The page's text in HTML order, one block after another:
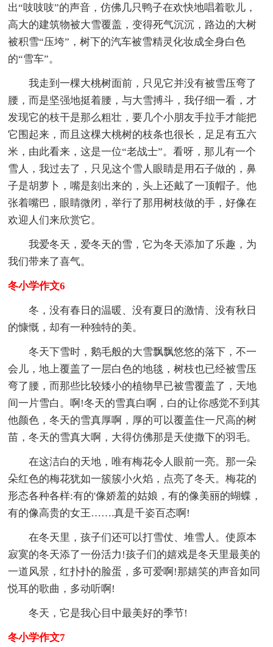
出“吱吱吱”的声音，仿佛几只鸭子在欢快地唱着歌儿，
高大的建筑物被大雪覆盖，变得死气沉沉，路边的大树
被积雪“压垮”，树下的汽车被雪精灵化妆成全身白色
的“雪车”。
我走到一棵大桃树面前，只见它并没有被雪压弯了
腰，而是坚强地挺着腰，与大雪搏斗，我仔细一看，才
发现它的枝干是那么粗壮，要几个小朋友手拉手才能把
它围起来，而且这棵大桃树的枝条也很长，足足有五六
米，由此看来，这是一位“老战士”。看呀，那儿有一个
雪人，我过去了，只见这个雪人眼睛是用石子做的，鼻
子是胡萝卜，嘴是刻出来的，头上还戴了一顶帽子。他
张着嘴巴，眼睛微闭，举行了那用树枝做的手，好像在
欢迎人们来欣赏它。
我爱冬天，爱冬天的雪，它为冬天添加了乐趣，为
我们带来了喜气。
冬小学作文6
冬，没有春日的温暖、没有夏日的激情、没有秋日
的慷慨，却有一种独特的美。
冬天下雪时，鹅毛般的大雪飘飘悠悠的落下，不一
会儿，地上覆盖了一层白色的地毯，树枝也已经被雪压
弯了腰，而那些比较矮小的植物早已被雪覆盖了，天地
间一片雪白。啊!冬天的雪真白啊，白的让你感觉不到其
他颜色，冬天的雪真厚啊，厚的可以覆盖住一尺高的树
苗，冬天的雪真大啊，大得仿佛那是天使撒下的羽毛。
在这洁白的天地，唯有梅花令人眼前一亮。那一朵
朵红色的梅花犹如一簇簇小火焰，点亮了冬天。梅花的
形态各种各样:有的'像娇羞的姑娘，有的像美丽的蝴蝶，
有的像高贵的女王…….真是千姿百态啊!
在冬天里，孩子们还可以打雪仗、堆雪人。使原本
寂寞的冬天添了一份活力!孩子们的嬉戏是冬天里最美的
一道风景，红扑扑的脸蛋，多可爱啊!那嬉笑的声音如同
悦耳的歌曲，多动听啊!
冬天，它是我心目中最美好的季节!
冬小学作文7